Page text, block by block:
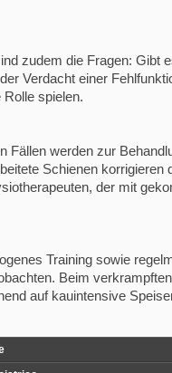
zudem die Fragen:
Verdacht einer
spielen.
Fällen werden zur
Schienen
der mit
Training sowie
Beim
auf kauintensive